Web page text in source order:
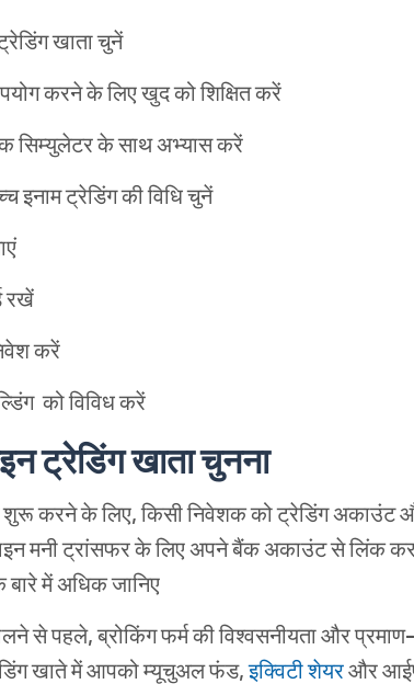
खाताचुनें
करनेके लिए खुदकोशिक्षितकरें
सिम्युलेटरकेसाथअभ्यासकरें
इनामट्रेडिंग की विधिचुनें
रखें
करें
को विविध करें
ट्रेडिंगखाताचुनना
शुरूकरनेकेलिए,किसीनिवेशककोट्रेडिंगअकाउंट
मनीट्रांसफरकेलिएअपनेबैंकअकाउंटसेलिंक
में अधिक जानिए
सेपहले,ब्रोकिंगफर्मकीविश्वसनीयताऔरप्रमाण-
खातेमेंआपकोम्यूचुअलफंड,इक्विटीशेयरऔर